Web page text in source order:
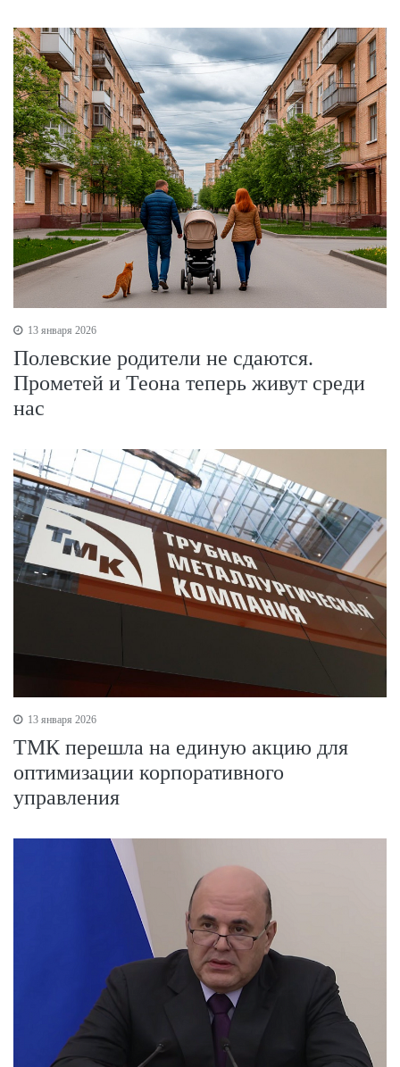
13 января 2026
Полевские родители не сдаются.
Прометей и Теона теперь живут среди
нас
13 января 2026
ТМК перешла на единую акцию для
оптимизации корпоративного
управления